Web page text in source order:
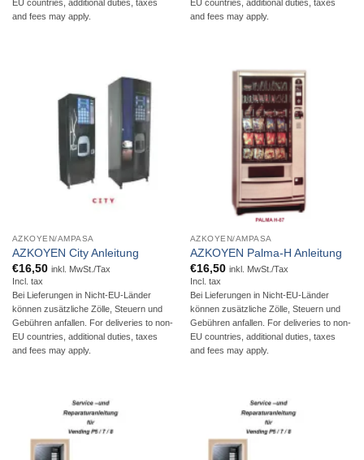
EU countries, additional duties, taxes
and fees may apply.
EU countries, additional duties, taxes
and fees may apply.
AZKOYEN/AMPASA
AZKOYEN City Anleitung
€16,50 inkl. MwSt./Tax
Incl. tax
Bei Lieferungen in Nicht-EU-Länder
können zusätzliche Zölle, Steuern und
Gebühren anfallen. For deliveries to non-
EU countries, additional duties, taxes
and fees may apply.
AZKOYEN/AMPASA
AZKOYEN Palma-H Anleitung
€16,50 inkl. MwSt./Tax
Incl. tax
Bei Lieferungen in Nicht-EU-Länder
können zusätzliche Zölle, Steuern und
Gebühren anfallen. For deliveries to non-
EU countries, additional duties, taxes
and fees may apply.